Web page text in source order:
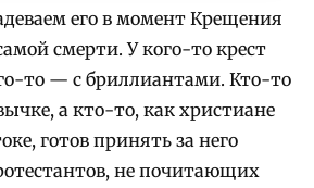
его в момент Крещения
смерти. У кого-то крест
то — с бриллиантами. Кто-то
а кто-то, как христиане
готов принять за него
не почитающих